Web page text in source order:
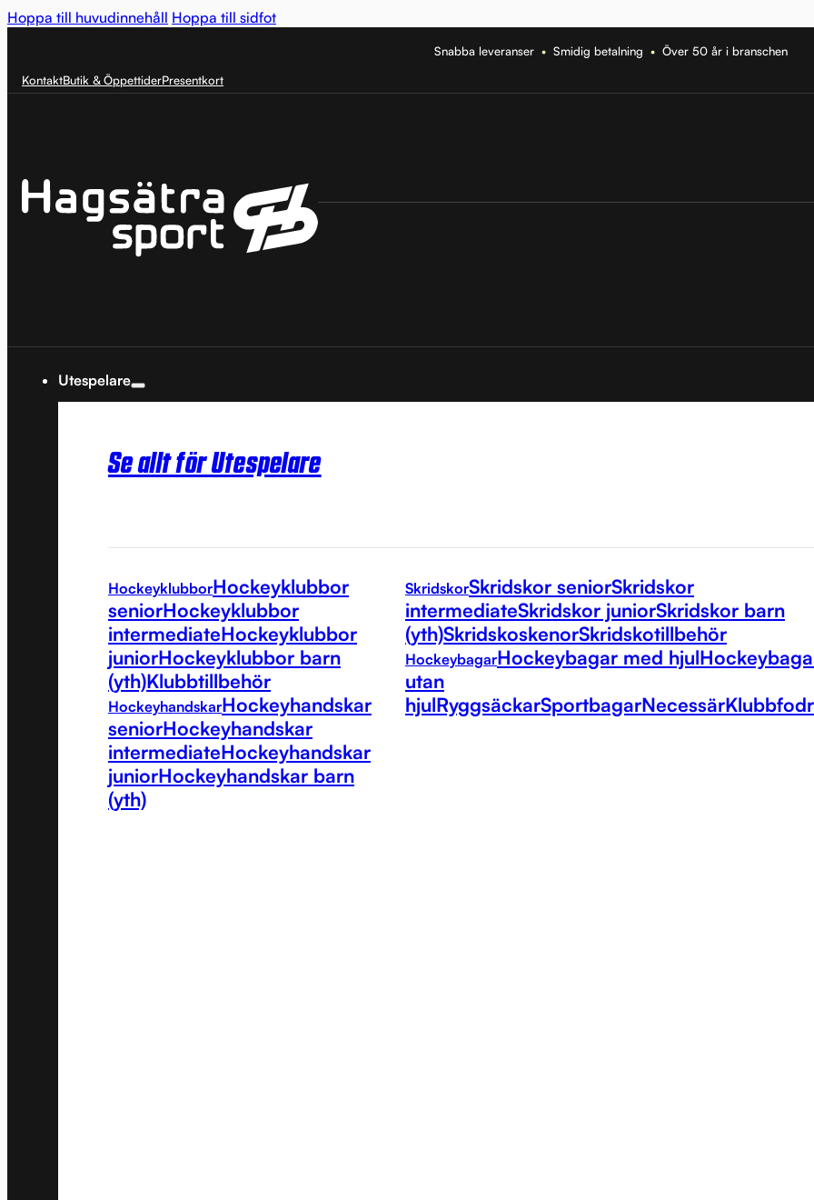
Hoppa till huvudinnehåll Hoppa till sidfot
Snabba leveranser •Smidig betalning •Över 50 år i branschen
KontaktButik & ÖppettiderPresentkort
Utespelare
Se allt för Utespelare
HockeyklubborHockeyklubbor
seniorHockeyklubbor
intermediateHockeyklubbor
juniorHockeyklubbor barn
(yth)Klubbtillbehör
HockeyhandskarHockeyhandskar
seniorHockeyhandskar
intermediateHockeyhandskar
juniorHockeyhandskar barn
(yth)
SkridskorSkridskor seniorSkridskor
intermediateSkridskor juniorSkridskor barn
(yth)SkridskoskenorSkridskotillbehör
HockeybagarHockeybagar med hjul
utan
hjulRyggsäckarSportbagarNecessär